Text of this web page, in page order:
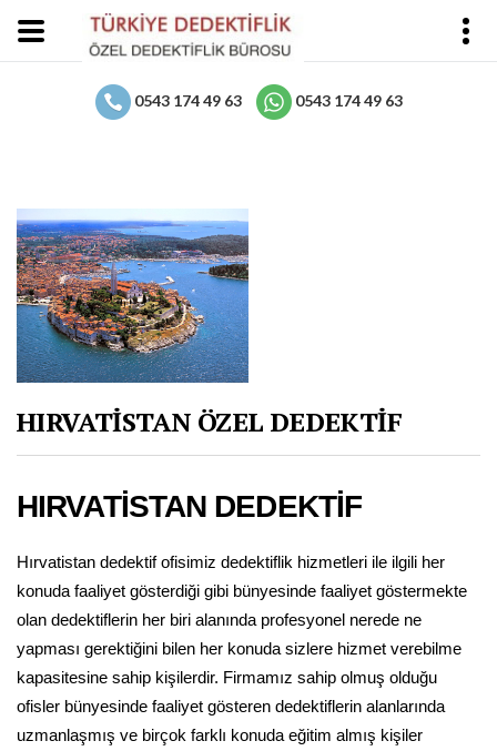
0543 174 49 63 0543 174 49 63
HIRVATİSTAN ÖZEL DEDEKTİF
HIRVATİSTAN DEDEKTİF
Hırvatistan dedektif ofisimiz dedektiflik hizmetleri ile ilgili her
konuda faaliyet gösterdiği gibi bünyesinde faaliyet göstermekte
olan dedektiflerin her biri alanında profesyonel nerede ne
yapması gerektiğini bilen her konuda sizlere hizmet verebilme
kapasitesine sahip kişilerdir. Firmamız sahip olmuş olduğu
ofisler bünyesinde faaliyet gösteren dedektiflerin alanlarında
uzmanlaşmış ve birçok farklı konuda eğitim almış kişiler